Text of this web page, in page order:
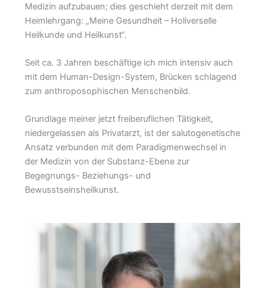
Medizin aufzubauen; dies geschieht derzeit mit dem
Heimlehrgang: „Meine Gesundheit – Holiverselle
Heilkunde und Heilkunst“.
Seit ca. 3 Jahren beschäftige ich mich intensiv auch
mit dem Human-Design-System, Brücken schlagend
zum anthroposophischen Menschenbild.
Grundlage meiner jetzt freiberuflichen Tätigkeit,
niedergelassen als Privatarzt, ist der salutogenetische
Ansatz verbunden mit dem Paradigmenwechsel in
der Medizin von der Substanz-Ebene zur
Begegnungs- Beziehungs- und
Bewusstseinsheilkunst.